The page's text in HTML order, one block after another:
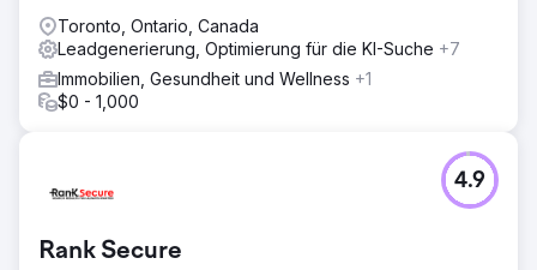
Toronto, Ontario, Canada
Leadgenerierung, Optimierung für die KI-Suche +7
Immobilien, Gesundheit und Wellness +1
$0 - 1,000
Rank Secure
4.9